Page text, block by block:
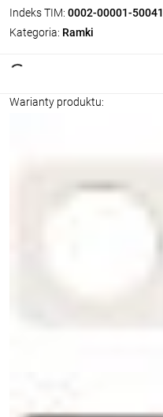
Indeks TIM: 0002-00001-50041
Kategoria: Ramki
Warianty produktu: